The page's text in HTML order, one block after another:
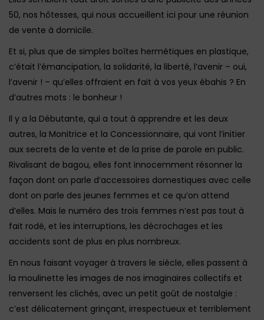
50, nos hôtesses, qui nous accueillent ici pour une réunion
de vente à domicile.
Et si, plus que de simples boîtes hermétiques en plastique,
c’était l’émancipation, la solidarité, la liberté, l’avenir – oui,
l’avenir ! – qu’elles offraient en fait à vos yeux ébahis ? En
d’autres mots : le bonheur !
Il y a la Débutante, qui a tout à apprendre et les deux
autres, la Monitrice et la Concessionnaire, qui vont l’initier
aux secrets de la vente et de la prise de parole en public.
Rivalisant de bagou, elles font innocemment résonner la
façon dont on parle d’accessoires domestiques avec celle
dont on parle des jeunes femmes et ce qu’on attend
d’elles. Mais le numéro des trois femmes n’est pas tout à
fait rodé, et les interruptions, les décrochages et les
accidents sont de plus en plus nombreux.
En nous faisant voyager à travers le siècle, elles passent à
la moulinette les images de nos imaginaires collectifs et
renversent les clichés, avec un petit goût de nostalgie :
c’est délicatement grinçant, irrespectueux et terriblement